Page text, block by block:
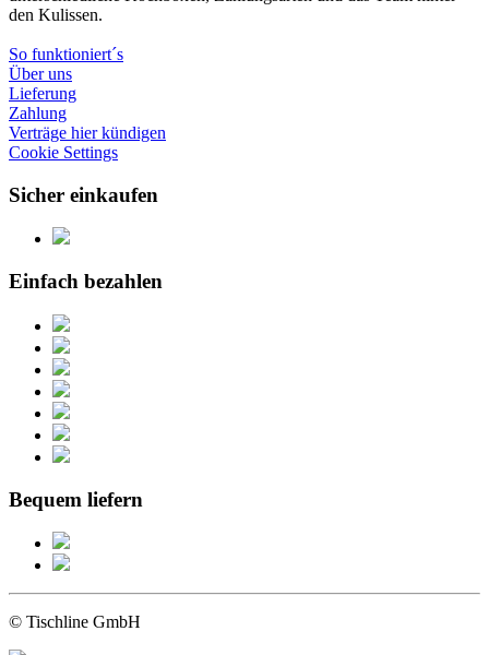
den Kulissen.
So funktioniert´s
Über uns
Lieferung
Zahlung
Verträge hier kündigen
Cookie Settings
Sicher einkaufen
Einfach bezahlen
Bequem liefern
© Tischline GmbH